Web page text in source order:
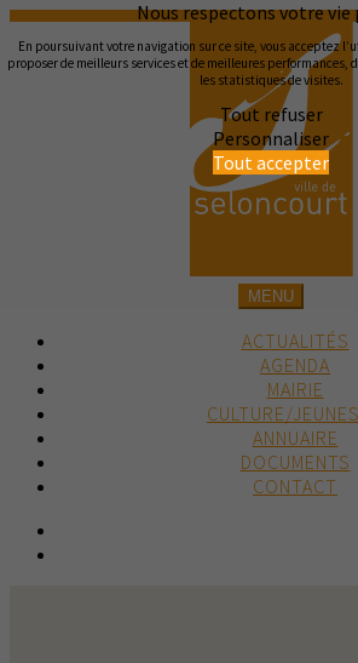
Nous respectons votre vie
En poursuivant votre navigation sur ce site, vous acceptez
proposer de meilleurs services et de meilleures performances,
les statistiques de visites.
Tout refuser
Personnaliser
Tout accepter
MENU
ACTUALITÉS
AGENDA
MAIRIE
CULTURE/
ANNUAIRE
DOCUMENTS
CONTACT